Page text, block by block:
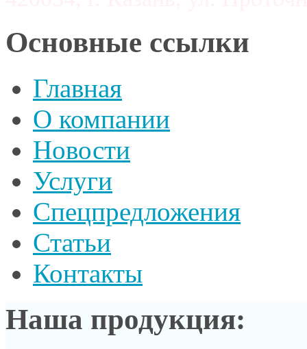
Основные ссылки
Главная
О компании
Новости
Услуги
Спецпредложения
Статьи
Контакты
Наша продукция: